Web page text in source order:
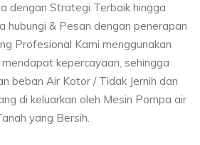
dengan Strategi Terbaik hingga
hubungi & Pesan dengan penerapan
Profesional Kami menggunakan
kepercayaan, sehingga
beban Air Kotor / Tidak Jernih dan
di keluarkan oleh Mesin Pompa air
yang Bersih.